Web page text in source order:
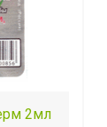
2мл